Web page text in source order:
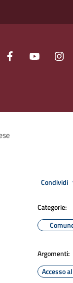
Condividi
Categorie:
Argomenti:
Accesso